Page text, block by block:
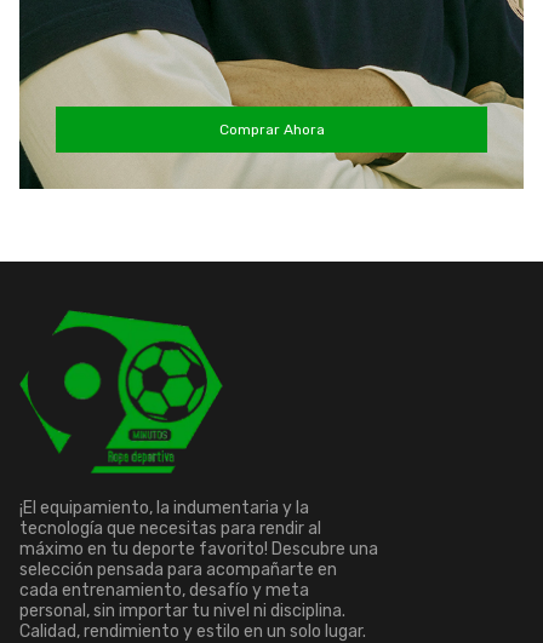
Comprar Ahora
¡El equipamiento, la indumentaria y la
tecnología que necesitas para rendir al
máximo en tu deporte favorito! Descubre una
selección pensada para acompañarte en
cada entrenamiento, desafío y meta
personal, sin importar tu nivel ni disciplina.
Calidad, rendimiento y estilo en un solo lugar.